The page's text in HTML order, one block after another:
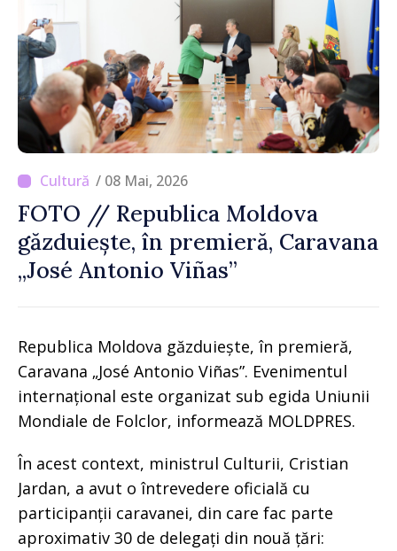
/ 08 Mai, 2026
FOTO // Republica Moldova
găzduiește, în premieră, Caravana
„José Antonio Viñas”
Republica Moldova găzduiește, în premieră,
Caravana „José Antonio Viñas”. Evenimentul
internațional este organizat sub egida Uniunii
Mondiale de Folclor, informează MOLDPRES.
În acest context, ministrul Culturii, Cristian
Jardan, a avut o întrevedere oficială cu
participanții caravanei, din care fac parte
aproximativ 30 de delegați din nouă țări: